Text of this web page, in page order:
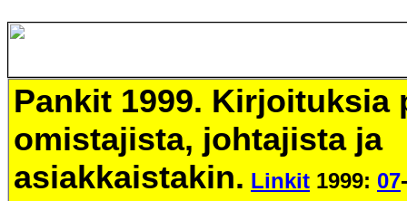
Pankit 1999. Kirjoituksia
omistajista, johtajista ja
asiakkaistakin. Linkit 1999: 07-